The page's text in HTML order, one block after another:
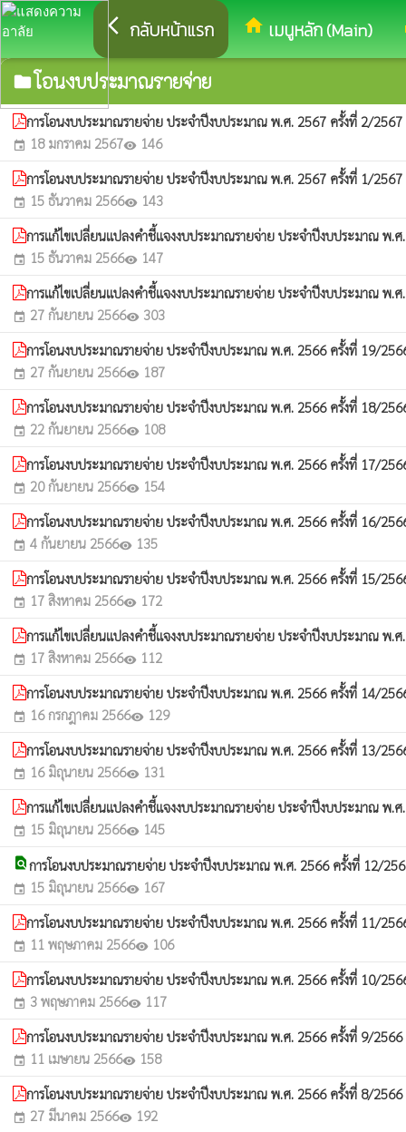
arrow_back_ios กลับหน้าแรก home เมนูหลัก (Main)
folderโอนงบประมาณรายจ่าย
การโอนงบประมาณรายจ่าย ประจำปีงบประมาณ พ.ศ. 2567 ครั้งที่ 2/2567
event 18 มกราคม 2567visibility 146
การโอนงบประมาณรายจ่าย ประจำปีงบประมาณ พ.ศ. 2567 ครั้งที่ 1/2567
event 15 ธันวาคม 2566visibility 143
การแก้ไขเปลี่ยนแปลงคำชี้แจงงบประมาณรายจ่าย ประจำปีงบประมาณ พ.
event 15 ธันวาคม 2566visibility 147
การแก้ไขเปลี่ยนแปลงคำชี้แจงงบประมาณรายจ่าย ประจำปีงบประมาณ พ.
event 27 กันยายน 2566visibility 303
การโอนงบประมาณรายจ่าย ประจำปีงบประมาณ พ.ศ. 2566 ครั้งที่ 19/
event 27 กันยายน 2566visibility 187
การโอนงบประมาณรายจ่าย ประจำปีงบประมาณ พ.ศ. 2566 ครั้งที่ 18/
event 22 กันยายน 2566visibility 108
การโอนงบประมาณรายจ่าย ประจำปีงบประมาณ พ.ศ. 2566 ครั้งที่ 17/
event 20 กันยายน 2566visibility 154
การโอนงบประมาณรายจ่าย ประจำปีงบประมาณ พ.ศ. 2566 ครั้งที่ 16/
event 4 กันยายน 2566visibility 135
การโอนงบประมาณรายจ่าย ประจำปีงบประมาณ พ.ศ. 2566 ครั้งที่ 15/
event 17 สิงหาคม 2566visibility 172
การแก้ไขเปลี่ยนแปลงคำชี้แจงงบประมาณรายจ่าย ประจำปีงบประมาณ พ.
event 17 สิงหาคม 2566visibility 112
การโอนงบประมาณรายจ่าย ประจำปีงบประมาณ พ.ศ. 2566 ครั้งที่ 14/
event 16 กรกฎาคม 2566visibility 129
การโอนงบประมาณรายจ่าย ประจำปีงบประมาณ พ.ศ. 2566 ครั้งที่ 13/
event 16 มิถุนายน 2566visibility 131
การแก้ไขเปลี่ยนแปลงคำชี้แจงงบประมาณรายจ่าย ประจำปีงบประมาณ พ
event 15 มิถุนายน 2566visibility 145
find_in_pageการโอนงบประมาณรายจ่าย ประจำปีงบประมาณ พ.ศ. 2566 ครั้งที่ 12/
event 15 มิถุนายน 2566visibility 167
การโอนงบประมาณรายจ่าย ประจำปีงบประมาณ พ.ศ. 2566 ครั้งที่ 11/
event 11 พฤษภาคม 2566visibility 106
การโอนงบประมาณรายจ่าย ประจำปีงบประมาณ พ.ศ. 2566 ครั้งที่ 10/
event 3 พฤษภาคม 2566visibility 117
การโอนงบประมาณรายจ่าย ประจำปีงบประมาณ พ.ศ. 2566 ครั้งที่ 9/2566
event 11 เมษายน 2566visibility 158
การโอนงบประมาณรายจ่าย ประจำปีงบประมาณ พ.ศ. 2566 ครั้งที่ 8/2566
event 27 มีนาคม 2566visibility 192